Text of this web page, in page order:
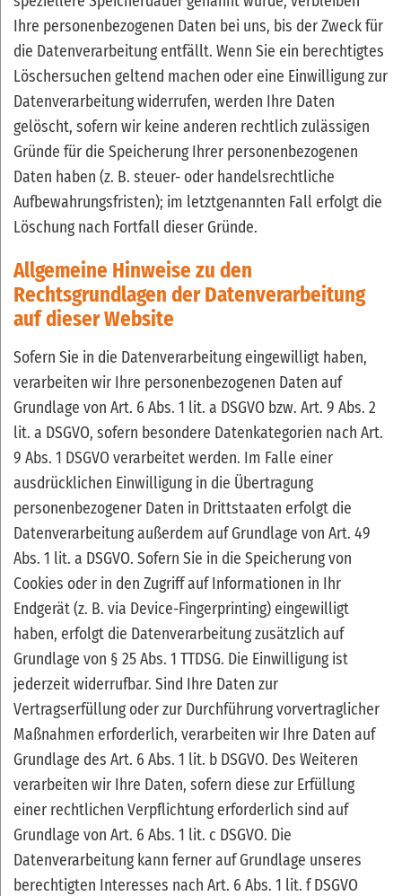
Ihre personenbezogenen Daten bei uns, bis der Zweck für
die Datenverarbeitung entfällt. Wenn Sie ein berechtigtes
Löschersuchen geltend machen oder eine Einwilligung zur
Datenverarbeitung widerrufen, werden Ihre Daten
gelöscht, sofern wir keine anderen rechtlich zulässigen
Gründe für die Speicherung Ihrer personenbezogenen
Daten haben (z. B. steuer- oder handelsrechtliche
Aufbewahrungsfristen); im letztgenannten Fall erfolgt die
Löschung nach Fortfall dieser Gründe.
Allgemeine Hinweise zu den
Rechtsgrundlagen der Datenverarbeitung
auf dieser Website
Sofern Sie in die Datenverarbeitung eingewilligt haben,
verarbeiten wir Ihre personenbezogenen Daten auf
Grundlage von Art. 6 Abs. 1 lit. a DSGVO bzw. Art. 9 Abs. 2
lit. a DSGVO, sofern besondere Datenkategorien nach Art.
9 Abs. 1 DSGVO verarbeitet werden. Im Falle einer
ausdrücklichen Einwilligung in die Übertragung
personenbezogener Daten in Drittstaaten erfolgt die
Datenverarbeitung außerdem auf Grundlage von Art. 49
Abs. 1 lit. a DSGVO. Sofern Sie in die Speicherung von
Cookies oder in den Zugriff auf Informationen in Ihr
Endgerät (z. B. via Device-Fingerprinting) eingewilligt
haben, erfolgt die Datenverarbeitung zusätzlich auf
Grundlage von § 25 Abs. 1 TTDSG. Die Einwilligung ist
jederzeit widerrufbar. Sind Ihre Daten zur
Vertragserfüllung oder zur Durchführung vorvertraglicher
Maßnahmen erforderlich, verarbeiten wir Ihre Daten auf
Grundlage des Art. 6 Abs. 1 lit. b DSGVO. Des Weiteren
verarbeiten wir Ihre Daten, sofern diese zur Erfüllung
einer rechtlichen Verpflichtung erforderlich sind auf
Grundlage von Art. 6 Abs. 1 lit. c DSGVO. Die
Datenverarbeitung kann ferner auf Grundlage unseres
berechtigten Interesses nach Art. 6 Abs. 1 lit. f DSGVO